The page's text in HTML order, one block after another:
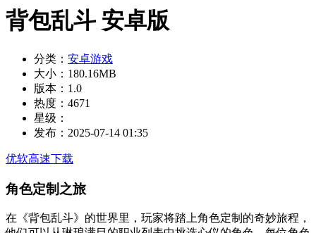
背包乱斗 安卓版
分类： 安卓游戏
大小： 180.16MB
版本： 1.0
热度： 4671
星级：
发布： 2025-07-14 01:35
优软高速下载
角色定制之旅
在《背包乱斗》的世界里，玩家将踏上角色定制的奇妙旅程，